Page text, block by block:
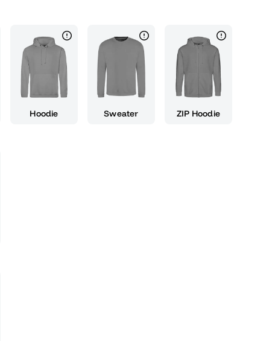
Das Motiv zeigt einen Cartoon-Hund, der
auf die Schulzeit als 'Anstalt' ist. Trage dieses
bei jedem Zusammenkommen mit Freunden,
ein stylisches und spaßiges Statement zu
Baumwolle, bietet es dir den ganzen
Klassenzimmer oder draußen bist. Dieses T-
Erinnerungen an das Jahr 2012 lebendig zu
oder Freunde, die mit dir den Abschluss
Freunden ein unvergessliches Andenken an
allen, dass die 'Therapie' beendet ist, aber der
Hoodie Sweater ZIP Hoodie